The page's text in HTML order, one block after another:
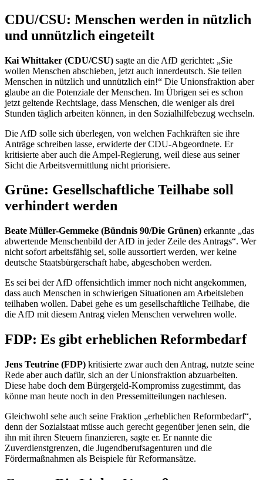
CDU/CSU: Menschen werden in nützlich
und unnützlich eingeteilt
Kai Whittaker (CDU/CSU) sagte an die AfD gerichtet: „Sie
wollen Menschen abschieben, jetzt auch innerdeutsch. Sie teilen
Menschen in nützlich und unnützlich ein!“ Die Unionsfraktion aber
glaube an die Potenziale der Menschen. Im Übrigen sei es schon
jetzt geltende Rechtslage, dass Menschen, die weniger als drei
Stunden täglich arbeiten können, in den Sozialhilfebezug wechseln.
Die AfD solle sich überlegen, von welchen Fachkräften sie ihre
Anträge schreiben lasse, erwiderte der CDU-Abgeordnete. Er
kritisierte aber auch die Ampel-Regierung, weil diese aus seiner
Sicht die Arbeitsvermittlung nicht priorisiere.
Grüne: Gesellschaftliche Teilhabe soll
verhindert werden
Beate Müller-Gemmeke (Bündnis 90/Die Grünen) erkannte „das
abwertende Menschenbild der AfD in jeder Zeile des Antrags“. Wer
nicht sofort arbeitsfähig sei, solle aussortiert werden, wer keine
deutsche Staatsbürgerschaft habe, abgeschoben werden.
Es sei bei der AfD offensichtlich immer noch nicht angekommen,
dass auch Menschen in schwierigen Situationen am Arbeitsleben
teilhaben wollen. Dabei gehe es um gesellschaftliche Teilhabe, die
die AfD mit diesem Antrag vielen Menschen verwehren wolle.
FDP: Es gibt erheblichen Reformbedarf
Jens Teutrine (FDP) kritisierte zwar auch den Antrag, nutzte seine
Rede aber auch dafür, sich an der Unionsfraktion abzuarbeiten.
Diese habe doch dem Bürgergeld-Kompromiss zugestimmt, das
könne man heute noch in den Pressemitteilungen nachlesen.
Gleichwohl sehe auch seine Fraktion „erheblichen Reformbedarf“,
denn der Sozialstaat müsse auch gerecht gegenüber jenen sein, die
ihn mit ihren Steuern finanzieren, sagte er. Er nannte die
Zuverdienstgrenzen, die Jugendberufsagenturen und die
Fördermaßnahmen als Beispiele für Reformansätze.